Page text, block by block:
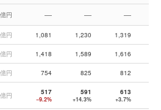
億円 — — —
億円 1,081 1,230 1,319
億円 1,418 1,589 1,616
億円 754 825 812
億円 517
−9.2%
591
+14.3%
613
+3.7%